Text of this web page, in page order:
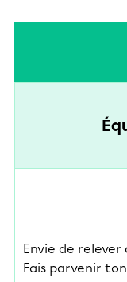
Envie de
Fais parvenir